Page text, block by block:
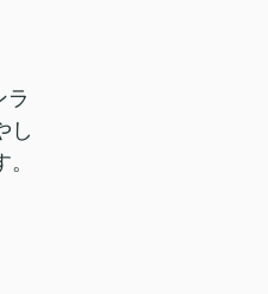
ラ
し